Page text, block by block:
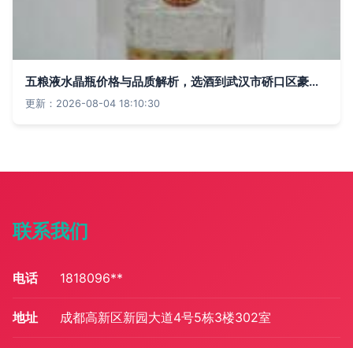
五粮液水晶瓶价格与品质解析，选酒到武汉市硚口区豪客酒类经营部
更新：2026-08-04 18:10:30
联系我们
电话 1818096**
地址 成都高新区新园大道4号5栋3楼302室